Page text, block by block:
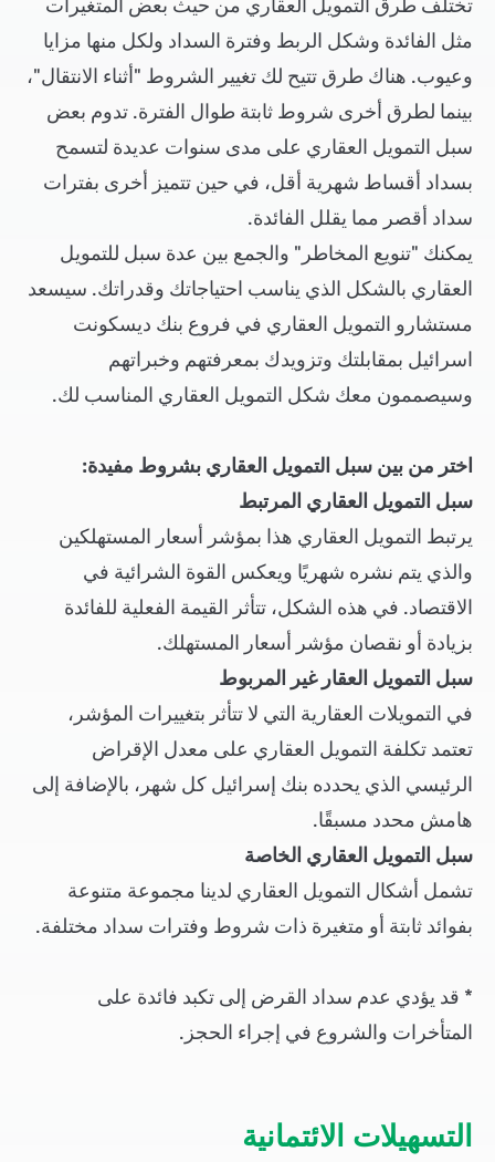
تختلف طرق التمويل العقاري من حيث بعض المتغيرات
مثل الفائدة وشكل الربط وفترة السداد ولكل منها مزايا
وعيوب. هناك طرق تتيح لك تغيير الشروط "أثناء الانتقال"،
بينما لطرق أخرى شروط ثابتة طوال الفترة. تدوم بعض
سبل التمويل العقاري على مدى سنوات عديدة لتسمح
بسداد أقساط شهرية أقل، في حين تتميز أخرى بفترات
سداد أقصر مما يقلل الفائدة.
يمكنك "تنويع المخاطر" والجمع بين عدة سبل للتمويل
العقاري بالشكل الذي يناسب احتياجاتك وقدراتك. سيسعد
مستشارو التمويل العقاري في فروع بنك ديسكونت
اسرائيل بمقابلتك وتزويدك بمعرفتهم وخبراتهم
وسيصممون معك شكل التمويل العقاري المناسب لك.
اختر من بين سبل التمويل العقاري بشروط مفيدة:
سبل التمويل العقاري المرتبط
يرتبط التمويل العقاري هذا بمؤشر أسعار المستهلكين
والذي يتم نشره شهريًا ويعكس القوة الشرائية في
الاقتصاد. في هذه الشكل، تتأثر القيمة الفعلية للفائدة
بزيادة أو نقصان مؤشر أسعار المستهلك.
سبل التمويل العقار غير المربوط
في التمويلات العقارية التي لا تتأثر بتغييرات المؤشر،
تعتمد تكلفة التمويل العقاري على معدل الإقراض
الرئيسي الذي يحدده بنك إسرائيل كل شهر، بالإضافة إلى
هامش محدد مسبقًا.
سبل التمويل العقاري الخاصة
تشمل أشكال التمويل العقاري لدينا مجموعة متنوعة
بفوائد ثابتة أو متغيرة ذات شروط وفترات سداد مختلفة.
* قد يؤدي عدم سداد القرض إلى تكبد فائدة على
المتأخرات والشروع في إجراء الحجز.
التسهيلات الائتمانية